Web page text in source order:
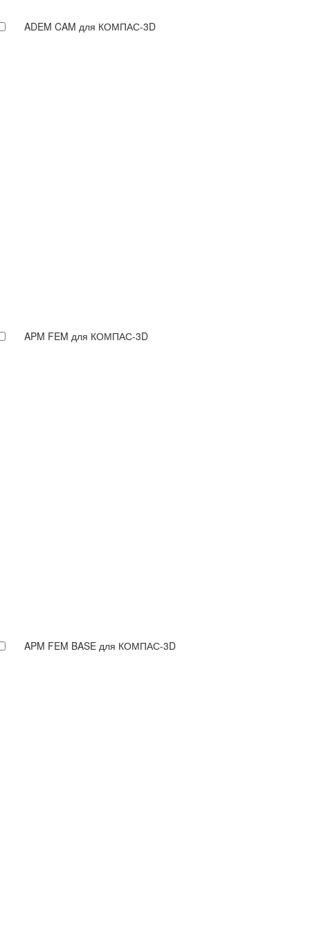
ADEM CAM для КОМПАС-3D
APM FEM для КОМПАС-3D
APM FEM BASE для КОМПАС-3D